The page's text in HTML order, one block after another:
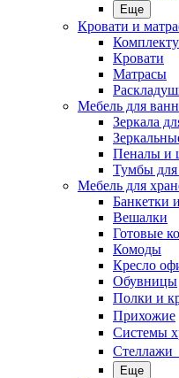
Еще
Кровати и
Кровати
Матрасы
Мебель для
Зеркала
Пеналы и
Тумбы
Мебель для
Банкетки
Вешалки
Готовые
Комоды
Кресло
Обувницы
Полки и
Прихожие
Системы
Стеллажи
Еще